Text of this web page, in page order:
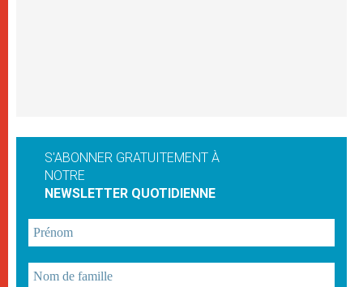
S'ABONNER GRATUITEMENT À
NOTRE
NEWSLETTER QUOTIDIENNE